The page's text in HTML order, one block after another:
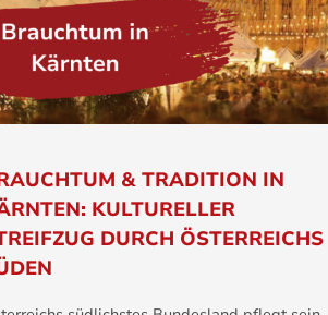
& TRADITION IN
KULTURELLER
DURCH ÖSTERREICHS